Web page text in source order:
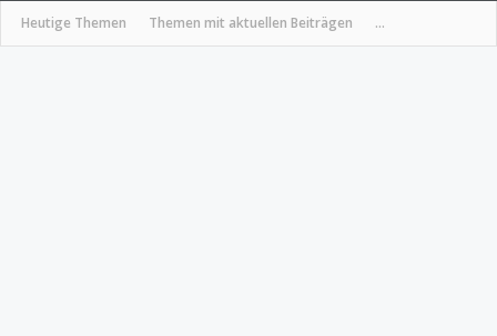
Heutige Themen Themen mit aktuellen Beiträgen ...